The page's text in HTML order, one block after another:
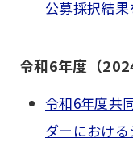
公募採択結果
令和6年度（
令和6年度共
ダーにおけ